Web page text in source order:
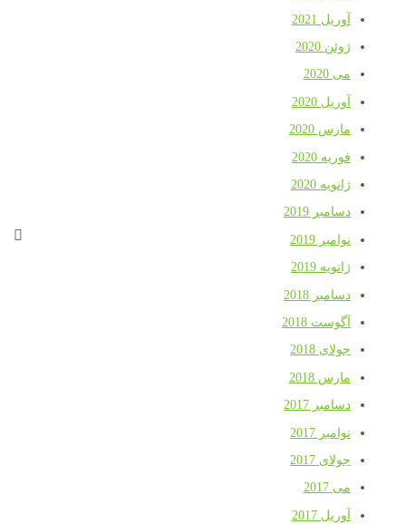
آوریل 2021
ژوئن 2020
می 2020
آوریل 2020
مارس 2020
فوریه 2020
ژانویه 2020
دسامبر 2019
نوامبر 2019
ژانویه 2019
دسامبر 2018
آگوست 2018
جولای 2018
مارس 2018
دسامبر 2017
نوامبر 2017
جولای 2017
می 2017
آوریل 2017